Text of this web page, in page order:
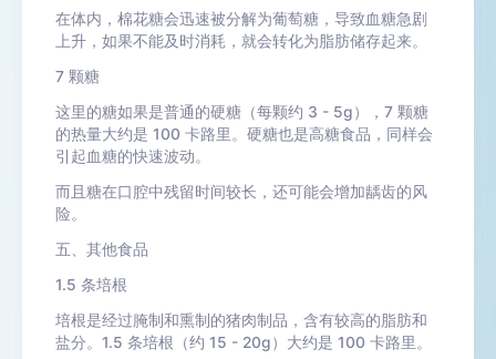
在体内，棉花糖会迅速被分解为葡萄糖，导致血糖急剧
上升，如果不能及时消耗，就会转化为脂肪储存起来。
7 颗糖
这里的糖如果是普通的硬糖（每颗约 3 - 5g），7 颗糖
的热量大约是 100 卡路里。硬糖也是高糖食品，同样会
引起血糖的快速波动。
而且糖在口腔中残留时间较长，还可能会增加龋齿的风
险。
五、其他食品
1.5 条培根
培根是经过腌制和熏制的猪肉制品，含有较高的脂肪和
盐分。1.5 条培根（约 15 - 20g）大约是 100 卡路里。